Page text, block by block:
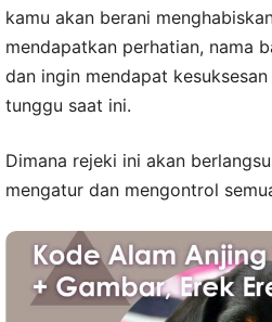
kamu akan berani
mendapatkan perhatian, nama
dan ingin mendapat
tunggu saat ini.
Dimana rejeki ini akan
mengatur dan mengontrol